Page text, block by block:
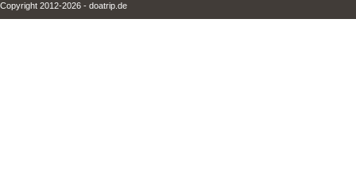
Copyright 2012-2026 - doatrip.de